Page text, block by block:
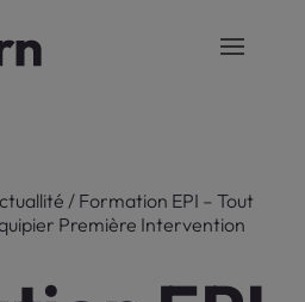
/ Formation EPI – Tout
Première Intervention